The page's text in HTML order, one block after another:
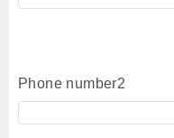
Phone number2